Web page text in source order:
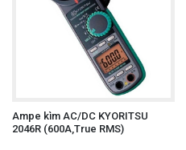
Ampe kìm AC/DC KYORITSU
2046R (600A,True RMS)